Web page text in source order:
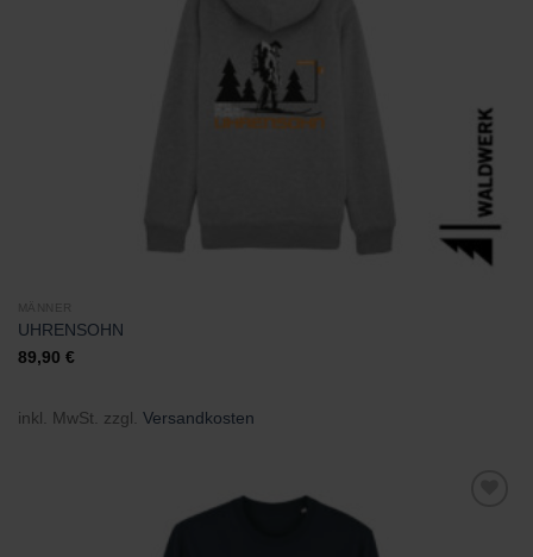
MÄNNER
UHRENSOHN
89,90 €
inkl. MwSt. zzgl. Versandkosten